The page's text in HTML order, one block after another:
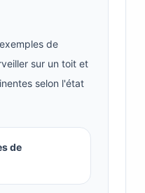
de
sur un toit et
selon l'état
de